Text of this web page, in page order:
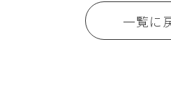
一覧に